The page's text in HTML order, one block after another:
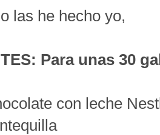
las he hecho yo,
Para unas 30
con leche